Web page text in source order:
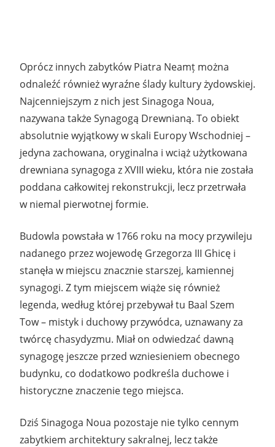
Oprócz innych zabytków Piatra Neamț można
odnaleźć również wyraźne ślady kultury żydowskiej.
Najcenniejszym z nich jest Sinagoga Noua,
nazywana także Synagogą Drewnianą. To obiekt
absolutnie wyjątkowy w skali Europy Wschodniej –
jedyna zachowana, oryginalna i wciąż użytkowana
drewniana synagoga z XVIII wieku, która nie została
poddana całkowitej rekonstrukcji, lecz przetrwała
w niemal pierwotnej formie.
Budowla powstała w 1766 roku na mocy przywileju
nadanego przez wojewodę Grzegorza III Ghicę i
stanęła w miejscu znacznie starszej, kamiennej
synagogi. Z tym miejscem wiąże się również
legenda, według której przebywał tu Baal Szem
Tow – mistyk i duchowy przywódca, uznawany za
twórcę chasydyzmu. Miał on odwiedzać dawną
synagogę jeszcze przed wzniesieniem obecnego
budynku, co dodatkowo podkreśla duchowe i
historyczne znaczenie tego miejsca.
Dziś Sinagoga Noua pozostaje nie tylko cennym
zabytkiem architektury sakralnej, lecz także